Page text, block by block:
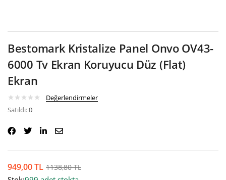
Bestomark Kristalize Panel Onvo OV43-
6000 Tv Ekran Koruyucu Düz (Flat)
Ekran
Değerlendirmeler
Satıldı:0
949,00TL 1138,80TL